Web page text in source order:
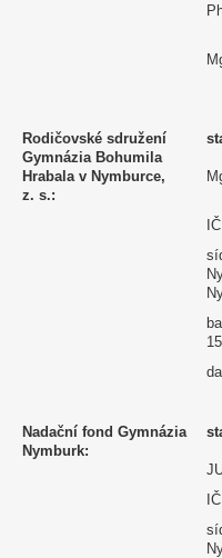
Rodičovské sdružení
Gymnázia Bohumila
Hrabala v Nymburce,
z. s.:
Nadační fond Gymnázia
Nymburk: